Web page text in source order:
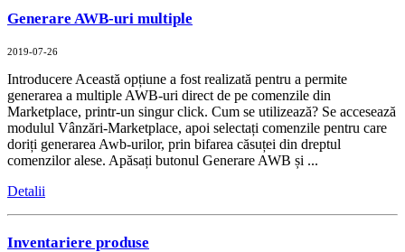
Generare AWB-uri multiple
2019-07-26
Introducere Această opțiune a fost realizată pentru a permite
generarea a multiple AWB-uri direct de pe comenzile din
Marketplace, printr-un singur click. Cum se utilizează? Se accesează
modulul Vânzări-Marketplace, apoi selectați comenzile pentru care
doriți generarea Awb-urilor, prin bifarea căsuței din dreptul
comenzilor alese. Apăsați butonul Generare AWB și ...
Detalii
Inventariere produse